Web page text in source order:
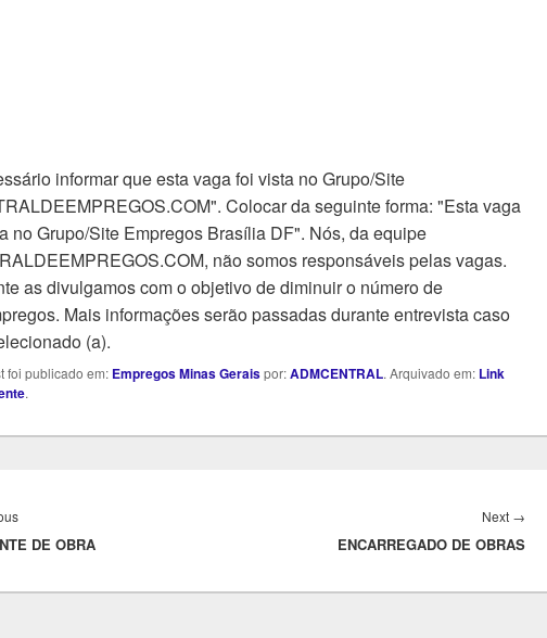
informar que esta vaga foi vista no Grupo/Site
Colocar da seguinte forma: "Esta vaga
no Grupo/Site Empregos Brasília DF". Nós, da equipe
não somos responsáveis pelas vagas.
as divulgamos com o objetivo de diminuir o número de
Mais informações serão passadas durante entrevista caso
(a).
foi publicado em: Empregos Minas Geraispor:ADMCENTRAL. Arquivado em: Link
.
Previous
post:
DE OBRA
Next →
post:
ENCARREGADO DE OBRAS